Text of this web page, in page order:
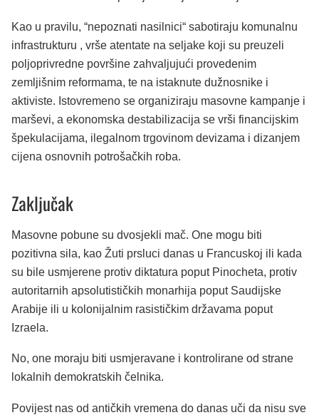
Kao u pravilu, “nepoznati nasilnici“ sabotiraju komunalnu
infrastrukturu , vrše atentate na seljake koji su preuzeli
poljoprivredne površine zahvaljujući provedenim
zemljišnim reformama, te na istaknute dužnosnike i
aktiviste. Istovremeno se organiziraju masovne kampanje i
marševi, a ekonomska destabilizacija se vrši financijskim
špekulacijama, ilegalnom trgovinom devizama i dizanjem
cijena osnovnih potrošačkih roba.
Zaključak
Masovne pobune su dvosjekli mač. One mogu biti
pozitivna sila, kao Žuti prsluci danas u Francuskoj ili kada
su bile usmjerene protiv diktatura poput Pinocheta, protiv
autoritarnih apsolutističkih monarhija poput Saudijske
Arabije ili u kolonijalnim rasističkim državama poput
Izraela.
No, one moraju biti usmjeravane i kontrolirane od strane
lokalnih demokratskih čelnika.
Povijest nas od antičkih vremena do danas uči da nisu sve